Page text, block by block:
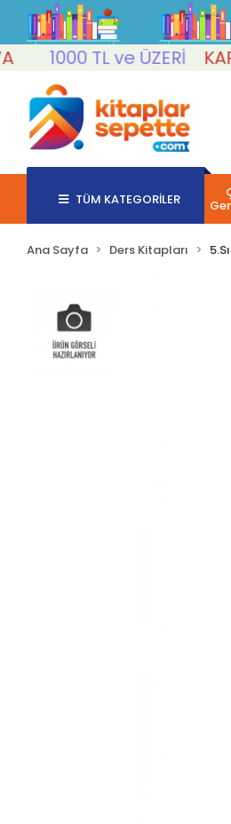
1000 TL ve ÜZERİ
TÜM KATEGORİLER
Ana Sayfa Ders Kitapları